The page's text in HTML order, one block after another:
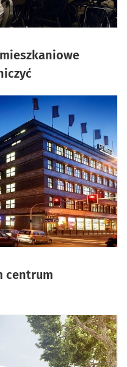
centrum